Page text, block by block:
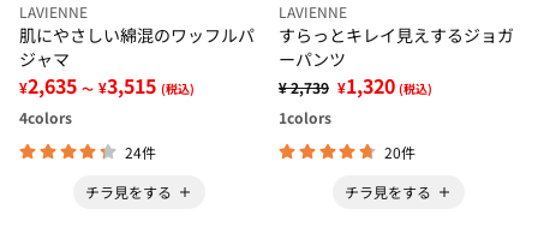
LAVIENNE
肌にやさしい綿混のワッフルパ
ジャマ
¥2,635 ～ ¥3,515 (税込)
4colors
24件
チラ見をする
LAVIENNE
すらっとキレイ見えするジョガ
ーパンツ
¥ 2,739 ¥1,320 (税込)
1colors
20件
チラ見をする